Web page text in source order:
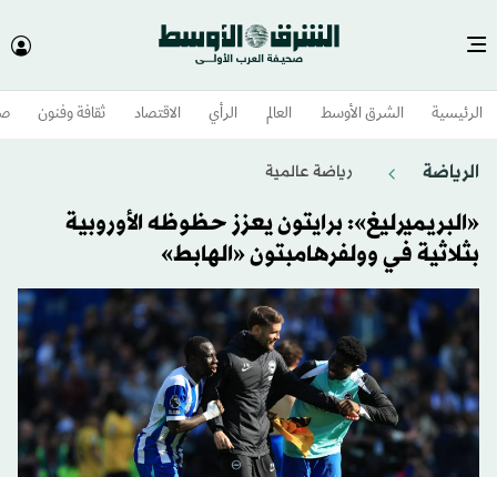
الرئيسية الشرق الأوسط​ العالم الرأي الاقتصاد ثقافة وفنون
الرياضة رياضة عالمية
«البريميرليغ»: برايتون يعزز حظوظه الأوروبية
بثلاثية في وولفرهامبتون «الهابط»